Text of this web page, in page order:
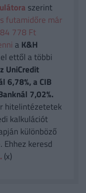
szerint
futamidőre már
778 Ft
a K&H
ettől a többi
UniCredit
6,78%, a CIB
7,02%.
hitelintézetetek
kalkulációt
különböző
keresd
(x)